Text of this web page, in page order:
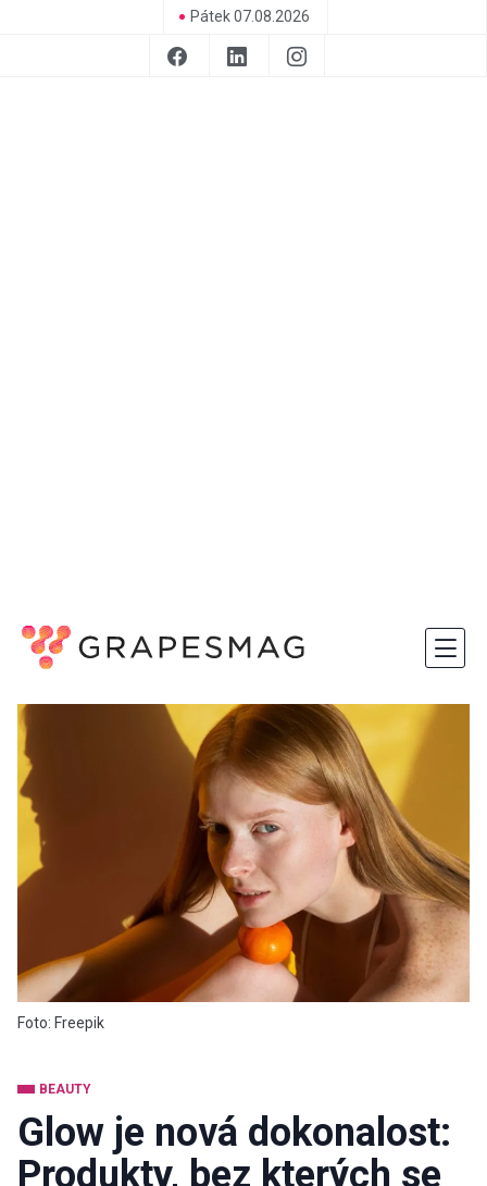
Pátek 07.08.2026
Foto: Freepik
BEAUTY
Glow je nová dokonalost:
Produkty, bez kterých se